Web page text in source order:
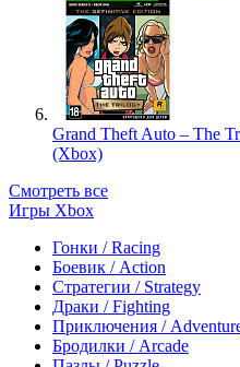
Grand Theft Auto – The
(Xbox)
Смотреть все
Игры Xbox
Гонки / Racing
Боевик / Action
Стратегии / Strategy
Драки / Fighting
Приключения /
Бродилки / Arcade